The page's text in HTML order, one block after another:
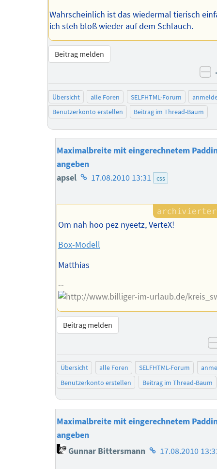
Wahrscheinlich ist das wiedermal tierisch
ich steh bloß wieder auf dem Schlauch.
Beitrag melden
Übersicht alle Foren SELFHTML-Forum
Benutzerkonto erstellen
Beitrag im Thread-Baum
Maximalbreite mit eingerechnetem
angeben
apsel Homepage
Autors
17.08.2010 13:31 css
Om nah hoo pez nyeetz, VerteX!
Box-Modell
Matthias
--
Beitrag melden
Übersicht alle Foren SELFHTML-Forum
Benutzerkonto erstellen
Beitrag im Thread-Baum
Maximalbreite mit eingerechnetem
angeben
Gunnar Bittersmann Homepage
17.08.2010